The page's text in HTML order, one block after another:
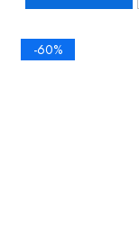
-60%